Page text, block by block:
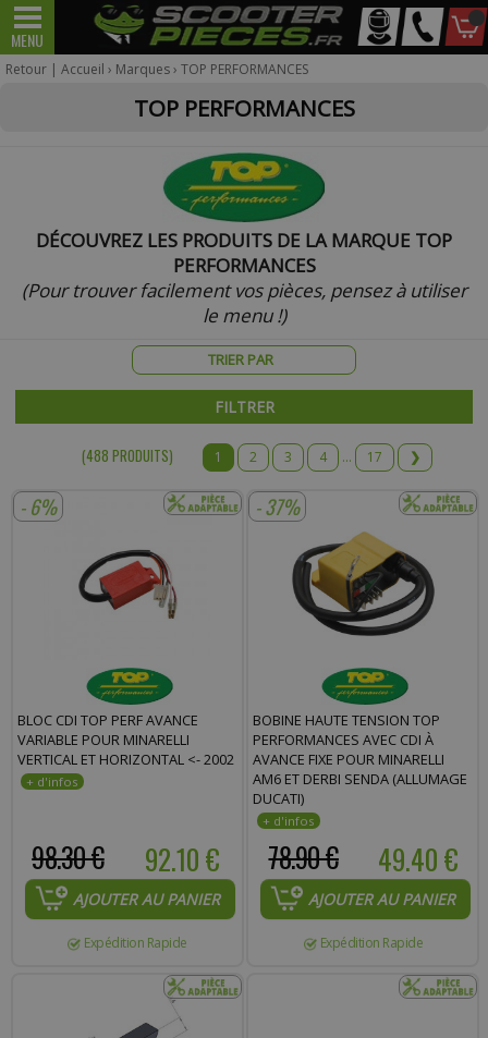
MENU
véhicule
Scooter Mécaboite
Retour | Accueil › Marques› TOP PERFORMANCES
TOP PERFORMANCES
DÉCOUVREZ LES PRODUITS DE LA MARQUE TOP
PERFORMANCES
(Pour trouver facilement vos pièces, pensez à utiliser
le menu !)
FILTRER
(488 PRODUITS) 1 2 3 4 ... 17 ❯
- 6%
BLOC CDI TOP PERF AVANCE
VARIABLE POUR MINARELLI
VERTICAL ET HORIZONTAL <- 2002
92.10 €
98.30 €
AJOUTER AU PANIER
Expédition Rapide
- 37%
BOBINE HAUTE TENSION TOP
PERFORMANCES AVEC CDI À
AVANCE FIXE POUR MINARELLI
AM6 ET DERBI SENDA (ALLUMAGE
DUCATI)
49.40 €
78.90 €
AJOUTER AU PANIER
Expédition Rapide
Pour être informé sur la disponibilité du produit,
veuillez indiquer votre email.
Votre produit appartient à notre déstockage ? Il ne sera
malheureusement pas réapprovisionné si celui-ci est victime
de son succès.
Commentaire :